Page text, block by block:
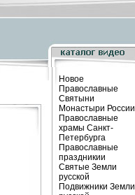
Новое
Православные
Святыни
Монастыри России
Православные
храмы Санкт-
Петербурга
Православные
праздникии
Святые Земли
русской
Подвижники Земли